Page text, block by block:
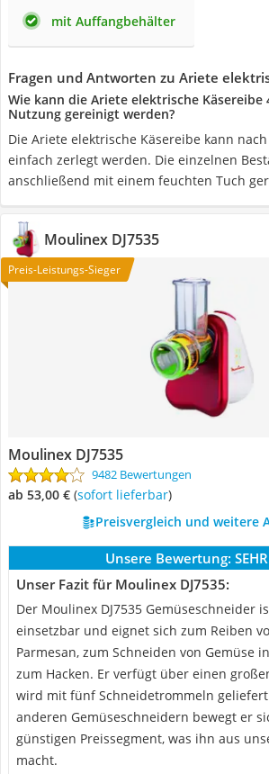
mit Auffangbehälter
Fragen und Antworten zu Ariete
Wie kann die Ariete elektrische Käsereibe
Nutzung gereinigt werden?
Die Ariete elektrische Käsereibe kann
einfach zerlegt werden. Die einzelnen
anschließend mit einem feuchten Tuch
Moulinex DJ7535
Preis-Leistungs-Sieger
Moulinex DJ7535
9482 Bewertungen
ab 53,00 € ( Sofort lieferbar)
Preisvergleich und weitere
Unsere Bewertung:
Unser Fazit für Moulinex DJ7535:
Der Moulinex DJ7535 Gemüseschneider
einsetzbar und eignet sich zum Reiben
Parmesan, zum Schneiden von Gemüse
zum Hacken. Er verfügt über einen
wird mit fünf Schneidetrommeln
anderen Gemüseschneidern bewegt er
günstigen Preissegment, was ihn aus
macht.